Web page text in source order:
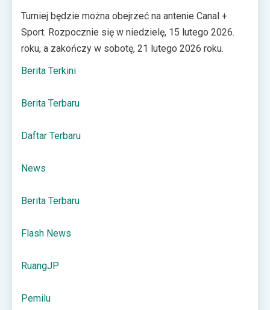
Turniej będzie można obejrzeć na antenie Canal +
Sport. Rozpocznie się w niedzielę, 15 lutego 2026.
roku, a zakończy w sobotę, 21 lutego 2026 roku.
Berita Terkini
Berita Terbaru
Daftar Terbaru
News
Berita Terbaru
Flash News
RuangJP
Pemilu